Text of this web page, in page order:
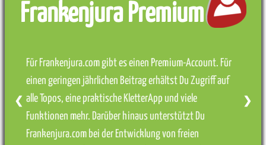
Frankenjura Premium
Für Frankenjura.com gibt es einen Premium-Account. Für
einen geringen jährlichen Beitrag erhältst Du Zugriff auf
alle Topos, eine praktische KletterApp und viele
Funktionen mehr. Darüber hinaus unterstützt Du
Frankenjura.com bei der Entwicklung von freien
❮ ❯